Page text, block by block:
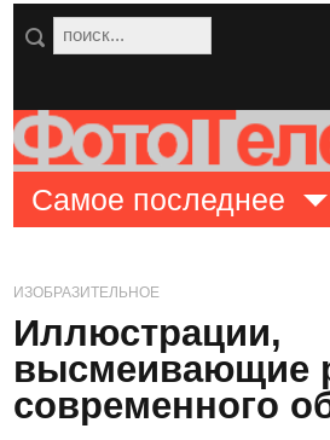
Самое последнее
ИЗОБРАЗИТЕЛЬНОЕ
Иллюстрации,
высмеивающие
современного